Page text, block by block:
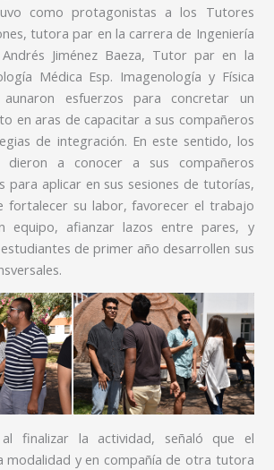
como protagonistas a los Tutores
tutora par en la carrera de Ingeniería
Jiménez Baeza, Tutor par en la
Médica Esp. Imagenología y Física
aunaron esfuerzos para concretar un
en aras de capacitar a sus compañeros
de integración. En este sentido, los
a conocer a sus compañeros
para aplicar en sus sesiones de tutorías,
fortalecer su labor, favorecer el trabajo
equipo, afianzar lazos entre pares, y
de primer año desarrollen sus
al finalizar la actividad, señaló que el
modalidad y en compañía de otra tutora